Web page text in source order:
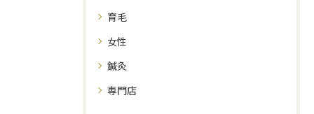
育毛
女性
鍼灸
専門店